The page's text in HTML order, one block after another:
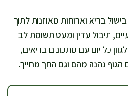
בריא וארוחות מאוזנות לתוך
תיבול עדין ומעט תשומת לב
כל יום עם מתכונים בריאים,
הגוף נהנה מהם וגם החך מחייך.